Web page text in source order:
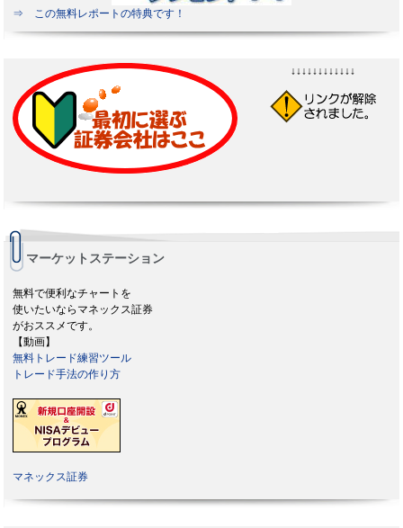
⇒ この無料レポートの特典です！
↓↓↓↓↓↓↓↓↓↓↓↓
マーケットステーション
無料で便利なチャートを
使いたいならマネックス証券
がおススメです。
【動画】
無料トレード練習ツール
トレード手法の作り方
マネックス証券